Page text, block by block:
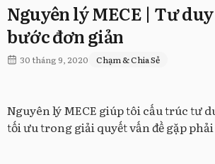
Nguyên lý MECE | Tư
bước đơn giản
30 tháng 9, 2020 Chạm & Chia Sẻ
Nguyên lý MECE giúp tôi cấu trúc tư
tối ưu trong giải quyết vấn đề gặp